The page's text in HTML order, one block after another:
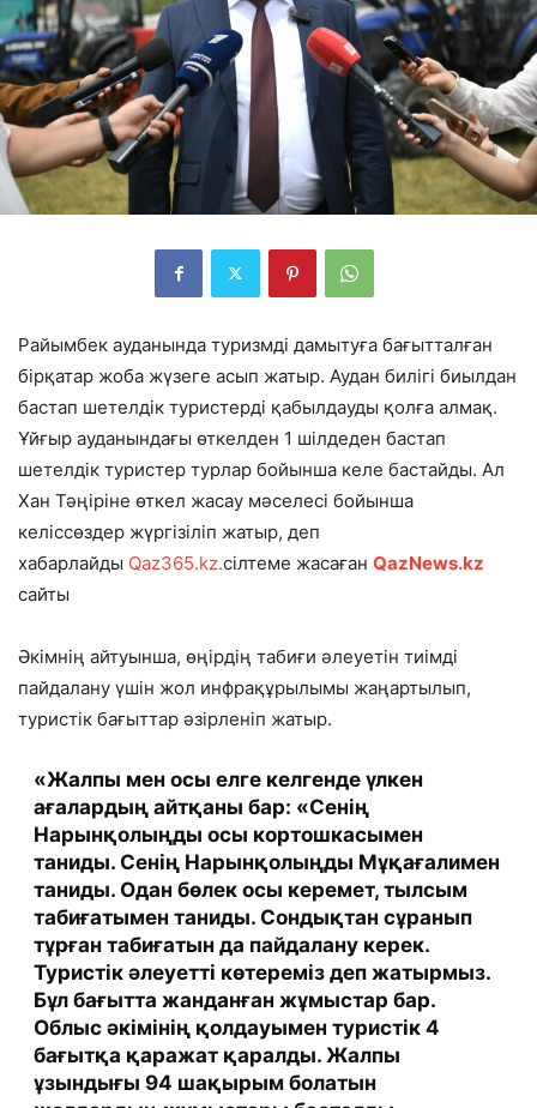
Райымбек ауданында туризмді дамытуға бағытталған
бірқатар жоба жүзеге асып жатыр. Аудан билігі биылдан
бастап шетелдік туристерді қабылдауды қолға алмақ.
Ұйғыр ауданындағы өткелден 1 шілдеден бастап
шетелдік туристер турлар бойынша келе бастайды. Ал
Хан Тәңіріне өткел жасау мәселесі бойынша
келіссөздер жүргізіліп жатыр, деп
хабарлайды Qaz365.kz.сілтеме жасаған QazNews.kz
сайты
Әкімнің айтуынша, өңірдің табиғи әлеуетін тиімді
пайдалану үшін жол инфрақұрылымы жаңартылып,
туристік бағыттар әзірленіп жатыр.
«Жалпы мен осы елге келгенде үлкен
ағалардың айтқаны бар: «Сенің
Нарынқолыңды осы кортошкасымен
таниды. Сенің Нарынқолыңды Мұқағалимен
таниды. Одан бөлек осы керемет, тылсым
табиғатымен таниды. Сондықтан сұранып
тұрған табиғатын да пайдалану керек.
Туристік әлеуетті көтереміз деп жатырмыз.
Бұл бағытта жанданған жұмыстар бар.
Облыс әкімінің қолдауымен туристік 4
бағытқа қаражат қаралды. Жалпы
ұзындығы 94 шақырым болатын